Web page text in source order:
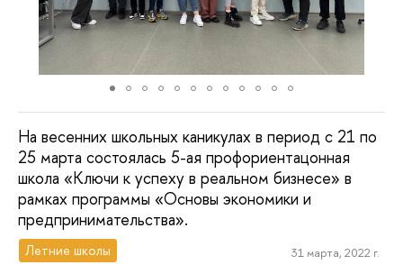
На весенних школьных каникулах в период с 21 по
25 марта состоялась 5-ая профориентацонная
школа «Ключи к успеху в реальном бизнесе» в
рамках программы «Основы экономики и
предпринимательства».
Летние школы 31 марта, 2022 г.